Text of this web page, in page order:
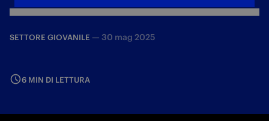
SETTORE GIOVANILE — 30 mag 2025
6 MIN DI LETTURA